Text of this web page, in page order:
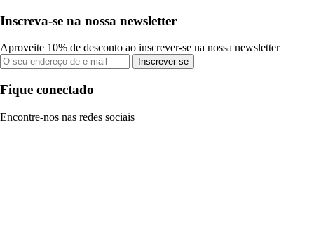
Inscreva-se na nossa newsletter
Aproveite 10% de desconto ao inscrever-se na nossa newsletter
Inscrever-se
Fique conectado
Encontre-nos nas redes sociais